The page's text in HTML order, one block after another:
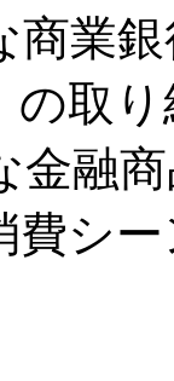
商業
の取
金融
費シ